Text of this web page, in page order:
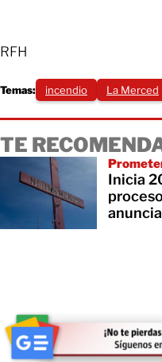
RFH
Temas: incendio La Merced
TE
Inicia